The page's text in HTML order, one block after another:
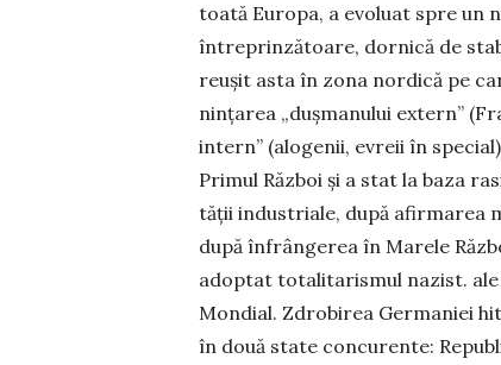
toată Europa, a evoluat spre un
întreprinzătoare, dornică de
reușit asta în zona nordică pe
nin­țarea „duș­manului ex­tern”
intern” (alo­genii, evreii în
Pri­mul Război și a stat la baza
tății in­dus­triale, după afirma­rea
du­pă înfrân­ge­rea în Marele
adoptat totalita­ris­mul nazist. ale
Mondial. Zdro­­birea Ger­maniei
în două state con­cu­rente: